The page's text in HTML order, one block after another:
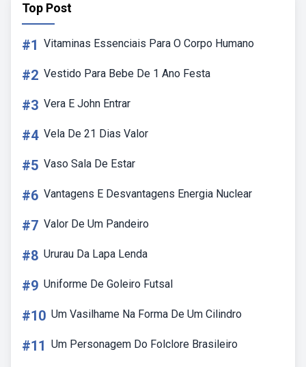
Top Post
#1 Vitaminas Essenciais Para O Corpo Humano
#2 Vestido Para Bebe De 1 Ano Festa
#3 Vera E John Entrar
#4 Vela De 21 Dias Valor
#5 Vaso Sala De Estar
#6 Vantagens E Desvantagens Energia Nuclear
#7 Valor De Um Pandeiro
#8 Ururau Da Lapa Lenda
#9 Uniforme De Goleiro Futsal
#10 Um Vasilhame Na Forma De Um Cilindro
#11 Um Personagem Do Folclore Brasileiro